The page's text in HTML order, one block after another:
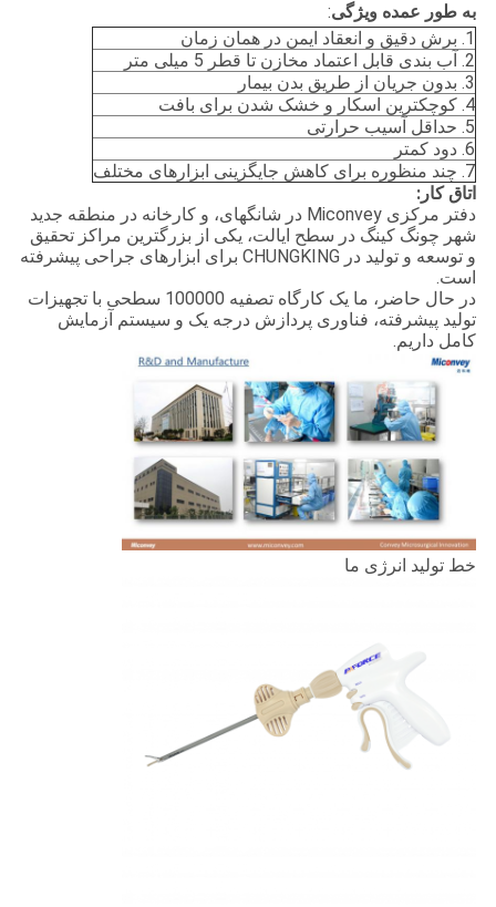
به طور عمده ویژگی:
1. برش دقیق و انعقاد ایمن در همان زمان
2. آب بندی قابل اعتماد مخازن تا قطر 5 میلی متر
3. بدون جریان از طریق بدن بیمار
4. کوچکترین اسکار و خشک شدن برای بافت
5. حداقل آسیب حرارتی
6. دود کمتر
7. چند منظوره برای کاهش جایگزینی ابزارهای مختلف
اتاق کار:
دفتر مرکزی Miconvey در شانگهای، و کارخانه در منطقه جدید
شهر چونگ کینگ در سطح ایالت، یکی از بزرگترین مراکز تحقیق
و توسعه و تولید در CHUNGKING برای ابزارهای جراحی پیشرفته
است.
در حال حاضر، ما یک کارگاه تصفیه 100000 سطحی با تجهیزات
تولید پیشرفته، فناوری پردازش درجه یک و سیستم آزمایش
کامل داریم.
خط تولید انرژی ما